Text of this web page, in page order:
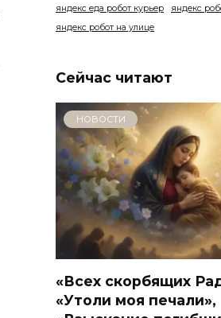
яндекс еда робот курьер
яндекс
яндекс робот на улице
Сейчас читают
НОВОСТИ
«Всех скорбящих
«Утоли моя печали»,